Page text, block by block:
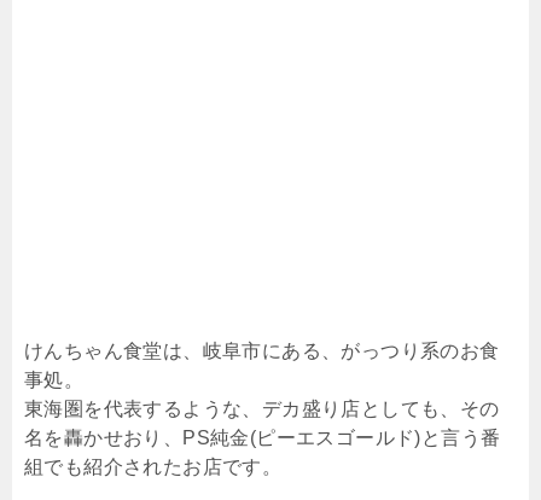
けんちゃん食堂は、岐阜市にある、がっつり系のお食
事処。
東海圏を代表するような、デカ盛り店としても、その
名を轟かせおり、PS純金(ピーエスゴールド)と言う番
組でも紹介されたお店です。